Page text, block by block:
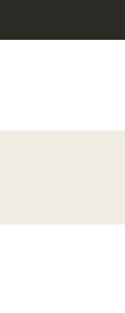
de
Panneau de